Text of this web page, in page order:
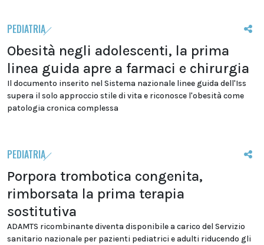
PEDIATRIA
Obesità negli adolescenti, la prima
linea guida apre a farmaci e chirurgia
Il documento inserito nel Sistema nazionale linee guida dell'Iss
supera il solo approccio stile di vita e riconosce l'obesità come
patologia cronica complessa
PEDIATRIA
Porpora trombotica congenita,
rimborsata la prima terapia
sostitutiva
ADAMTS ricombinante diventa disponibile a carico del Servizio
sanitario nazionale per pazienti pediatrici e adulti riducendo gli